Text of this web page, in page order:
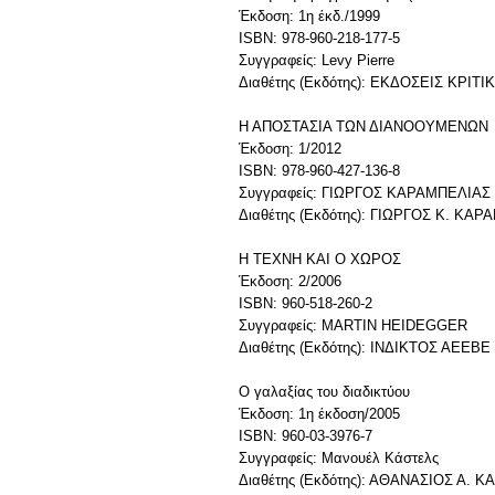
Έκδοση: 1η έκδ./1999
ISBN: 978-960-218-177-5
Συγγραφείς: Levy Pierre
Διαθέτης (Εκδότης): ΕΚΔΟΣΕΙΣ
Η ΑΠΟΣΤΑΣΙΑ ΤΩΝ ΔΙΑΝΟΟΥΜΕΝΩΝ
Έκδοση: 1/2012
ISBN: 978-960-427-136-8
Συγγραφείς: ΓΙΩΡΓΟΣ ΚΑΡΑΜΠΕΛΙΑΣ
Διαθέτης (Εκδότης): ΓΙΩΡΓΟΣ Κ.
H TEXNH ΚΑΙ Ο ΧΩΡΟΣ
Έκδοση: 2/2006
ISBN: 960-518-260-2
Συγγραφείς: MARTIN HEIDEGGER
Διαθέτης (Εκδότης): ΙΝΔΙΚΤΟΣ ΑΕΕΒΕ
Ο γαλαξίας του διαδικτύου
Έκδοση: 1η έκδοση/2005
ISBN: 960-03-3976-7
Συγγραφείς: Μανουέλ Κάστελς
Διαθέτης (Εκδότης): ΑΘΑΝΑΣΙΟΣ Α.